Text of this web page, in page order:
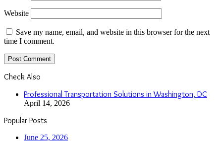
Website
Save my name, email, and website in this browser for the next
time I comment.
Check Also
Professional Transportation Solutions in Washington, DC
April 14, 2026
Popular Posts
June 25, 2026